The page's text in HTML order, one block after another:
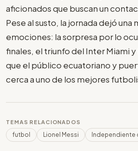
aficionados que buscan un
Pese al susto, la jornada dejó una
emociones: la sorpresa por lo
finales, el triunfo del Inter Miami
que el público ecuatoriano y
cerca a uno de los mejores
TEMAS RELACIONADOS
futbol Lionel Messi Independiente